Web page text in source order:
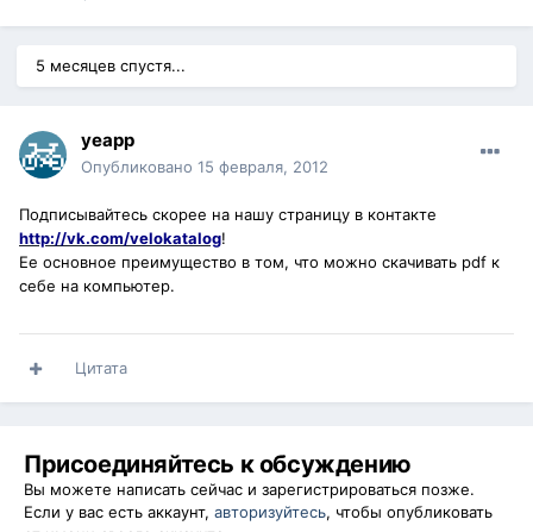
5 месяцев спустя...
yeapp
Опубликовано 15 февраля, 2012
Подписывайтесь скорее на нашу страницу в контакте
http://vk.com/velokatalog!
Ее основное преимущество в том, что можно скачивать pdf к
себе на компьютер.
Цитата
Присоединяйтесь к обсуждению
Вы можете написать сейчас и зарегистрироваться позже.
Если у вас есть аккаунт, авторизуйтесь, чтобы опубликовать